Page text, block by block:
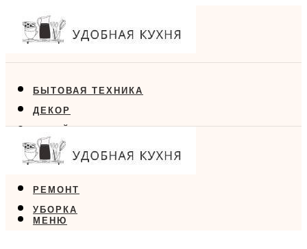
БЫТОВАЯ ТЕХНИКА
ДЕКОР
ДИЗАЙН
ЕДА
РЕМОНТ
УБОРКА
МЕНЮ